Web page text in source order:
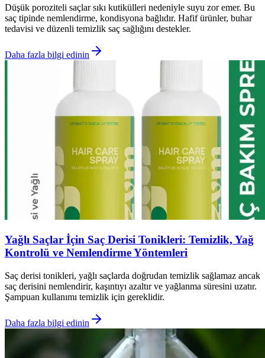
Düşük poroziteli saçlar sıkı kutikülleri nedeniyle suyu zor emer. Bu
saç tipinde nemlendirme, kondisyona bağlıdır. Hafif ürünler, buhar
tedavisi ve düzenli temizlik saç sağlığını destekler.
Daha fazla bilgi edinin
Yağlı Saçlar İçin Saç Derisi Tonikleri: Temizlik, Yağ
Kontrolü ve Nemlendirme Yöntemleri
Saç derisi tonikleri, yağlı saçlarda doğrudan temizlik sağlamaz ancak
saç derisini nemlendirir, kaşıntıyı azaltır ve yağlanma süresini uzatır.
Şampuan kullanımı temizlik için gereklidir.
Daha fazla bilgi edinin